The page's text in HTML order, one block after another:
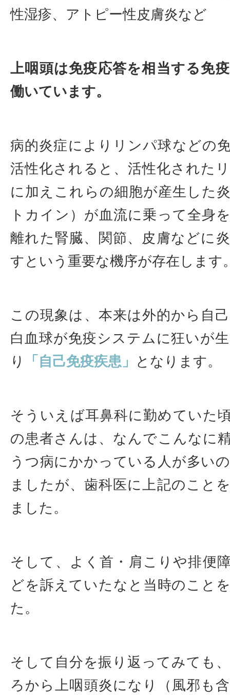
性湿疹、アトピー性皮膚炎など
上咽頭は免疫応答を相当する免
働いています。
病的炎症によりリンパ球などの
活性化されると、活性化された
に加えこれらの細胞が産生した
トカイン）が血流に乗って全身
離れた腎臓、関節、皮膚などに
すという重要な機序が存在します
この現象は、本来は外的から自
白血球が免疫システムに狂いが
り
「自己免疫疾患」 となります。
そういえば耳鼻科に勤めていた
の患者さんは、なんでこんなに
うつ病にかかっている人が多い
ましたが、歯科医に上記のこと
ました。
そして、よく首・肩こりや排便
どを訴えていたなと当時のこと
た。
そして自分を振り返ってみても
ろから上咽頭炎になり（風邪も